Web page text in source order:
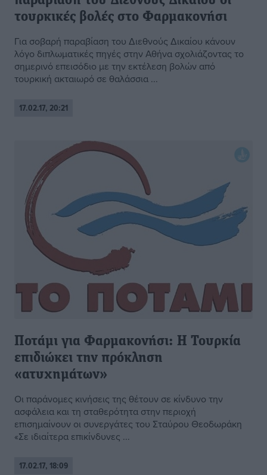
τουρκικές βολές στο Φαρμακονήσι
Για σοβαρή παραβίαση του Διεθνούς Δικαίου κάνουν
λόγο διπλωματικές πηγές στην Αθήνα σχολιάζοντας το
σημερινό επεισόδιο με την εκτέλεση βολών από
τουρκική ακταιωρό σε θαλάσσια ...
17.02.17, 20:21
Ποτάμι για Φαρμακονήσι: Η Τουρκία
επιδιώκει την πρόκληση
«ατυχημάτων»
Οι παράνομες κινήσεις της θέτουν σε κίνδυνο την
ασφάλεια και τη σταθερότητα στην περιοχή
επισημαίνουν οι συνεργάτες του Σταύρου Θεοδωράκη
«Σε ιδιαίτερα επικίνδυνες ...
17.02.17, 18:09